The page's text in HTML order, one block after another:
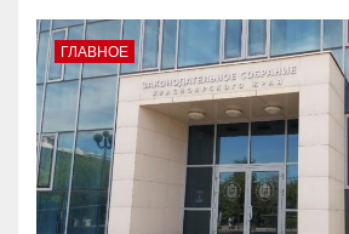
ГЛАВНОЕ